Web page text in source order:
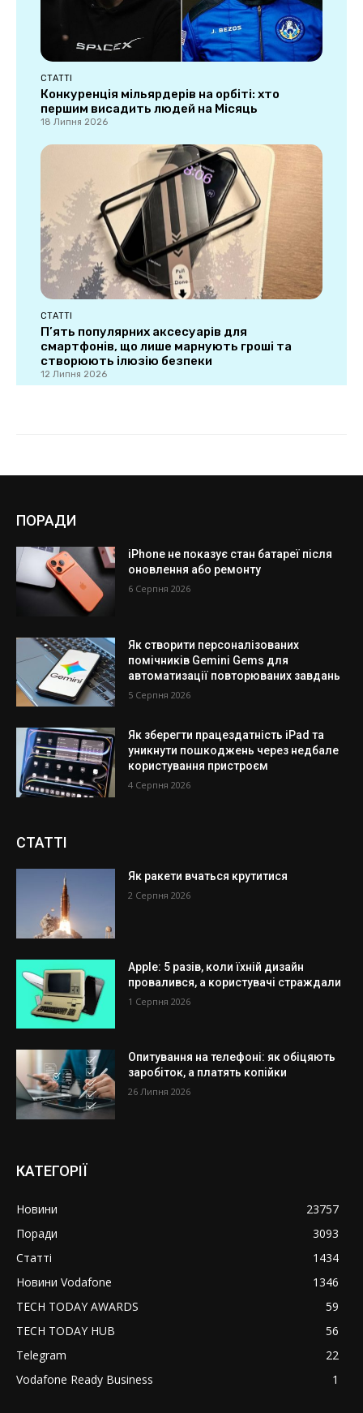
ПОРАДИ
iPhone не показує стан батареї після
оновлення або ремонту
6 Серпня 2026
Як створити персоналізованих
помічників Gemini Gems для
автоматизації повторюваних завдань
5 Серпня 2026
Як зберегти працездатність iPad та
уникнути пошкоджень через недбале
користування пристроєм
4 Серпня 2026
СТАТТІ
Як ракети вчаться крутитися
2 Серпня 2026
Apple: 5 разів, коли їхній дизайн
провалився, а користувачі страждали
1 Серпня 2026
Опитування на телефоні: як обіцяють
заробіток, а платять копійки
26 Липня 2026
КАТЕГОРІЇ
Новини
23757
Поради
3093
Статті
1434
Новини Vodafone
1346
TECH TODAY AWARDS
59
TECH TODAY HUB
56
Telegram
22
Vodafone Ready Business
1